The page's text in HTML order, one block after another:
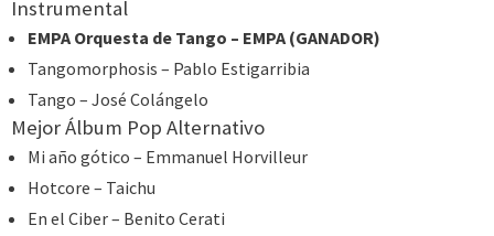
Instrumental
EMPA Orquesta de Tango – EMPA (GANADOR)
Tangomorphosis – Pablo Estigarribia
Tango – José Colángelo
Mejor Álbum Pop Alternativo
Mi año gótico – Emmanuel Horvilleur
Hotcore – Taichu
En el Ciber – Benito Cerati